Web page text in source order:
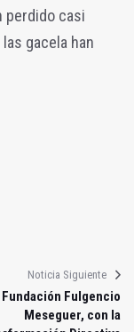
perdido casi
gacela han
Noticia Siguiente
Fundación Fulgencio
Meseguer, con la